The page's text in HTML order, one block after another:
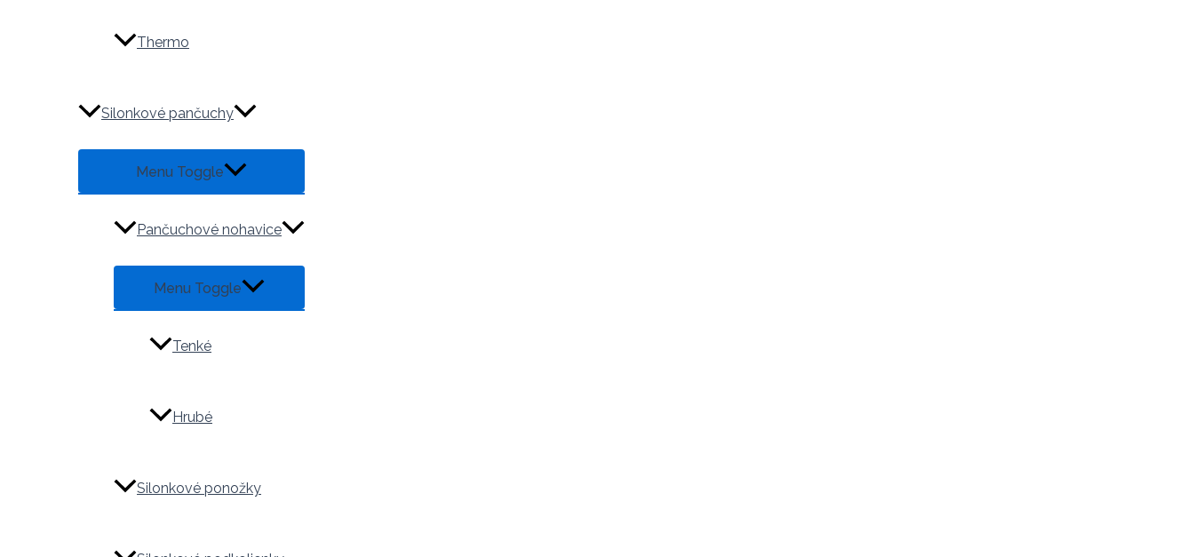
Thermo
Silonkové pančuchy
Menu Toggle
Pančuchové nohavice
Menu Toggle
Tenké
Hrubé
Silonkové ponožky